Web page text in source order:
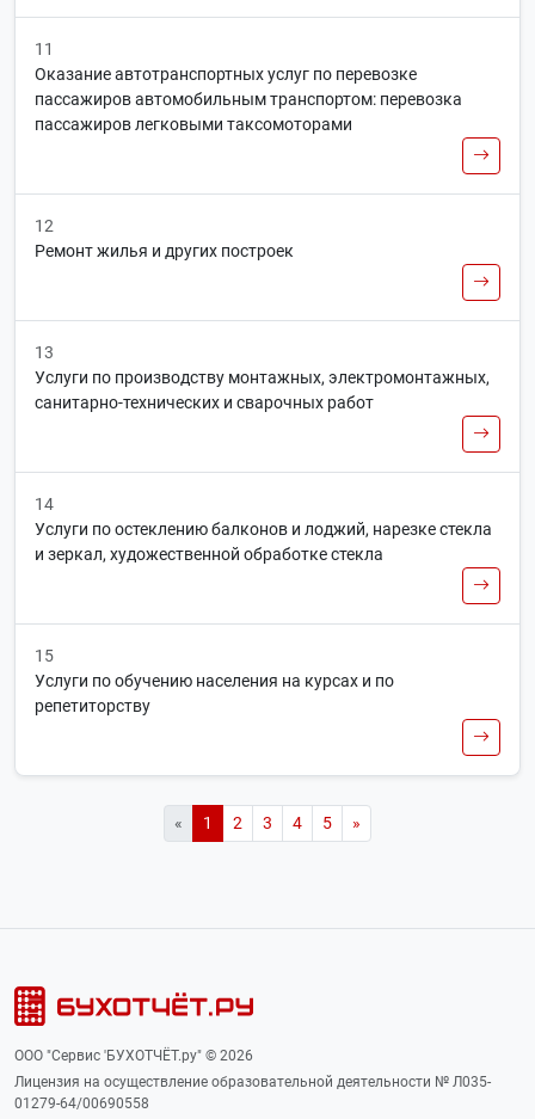
11
Оказание автотранспортных услуг по перевозке
пассажиров автомобильным транспортом: перевозка
пассажиров легковыми таксомоторами
12
Ремонт жилья и других построек
13
Услуги по производству монтажных, электромонтажных,
санитарно-технических и сварочных работ
14
Услуги по остеклению балконов и лоджий, нарезке стекла
и зеркал, художественной обработке стекла
15
Услуги по обучению населения на курсах и по
репетиторству
« 1 2 3 4 5 »
ООО "Сервис 'БУХОТЧЁТ.ру" © 2026
Лицензия на осуществление образовательной деятельности № Л035-
01279-64/00690558